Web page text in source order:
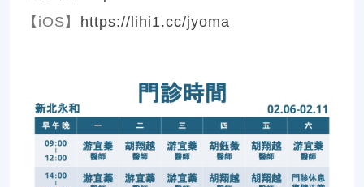
【iOS】 https://lihi1.cc/jyoma